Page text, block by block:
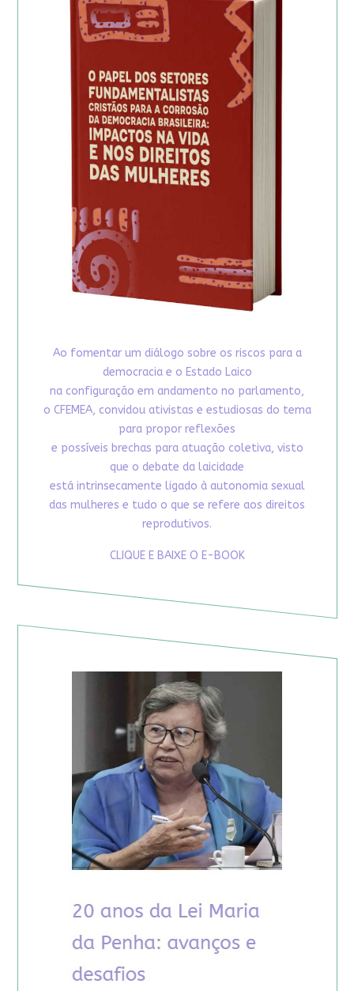
Ao fomentar um diálogo sobre os riscos para a
democracia e o Estado Laico
na configuração em andamento no parlamento,
o CFEMEA, convidou ativistas e estudiosas do tema
para propor reflexões
e possíveis brechas para atuação coletiva, visto
que o debate da laicidade
está intrinsecamente ligado à autonomia sexual
das mulheres e tudo o que se refere aos direitos
reprodutivos.
CLIQUE E BAIXE O E-BOOK